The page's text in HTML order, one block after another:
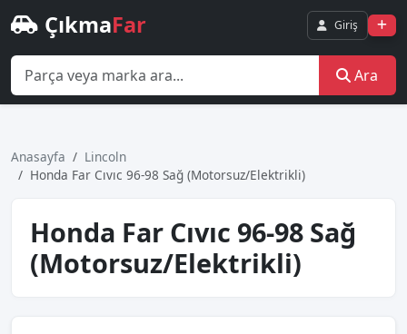
ÇıkmaFar Giriş
Ara
Anasayfa
Lincoln
Honda Far Cıvıc 96-98 Sağ (Motorsuz/Elektrikli)
Honda Far Cıvıc 96-98 Sağ
(Motorsuz/Elektrikli)